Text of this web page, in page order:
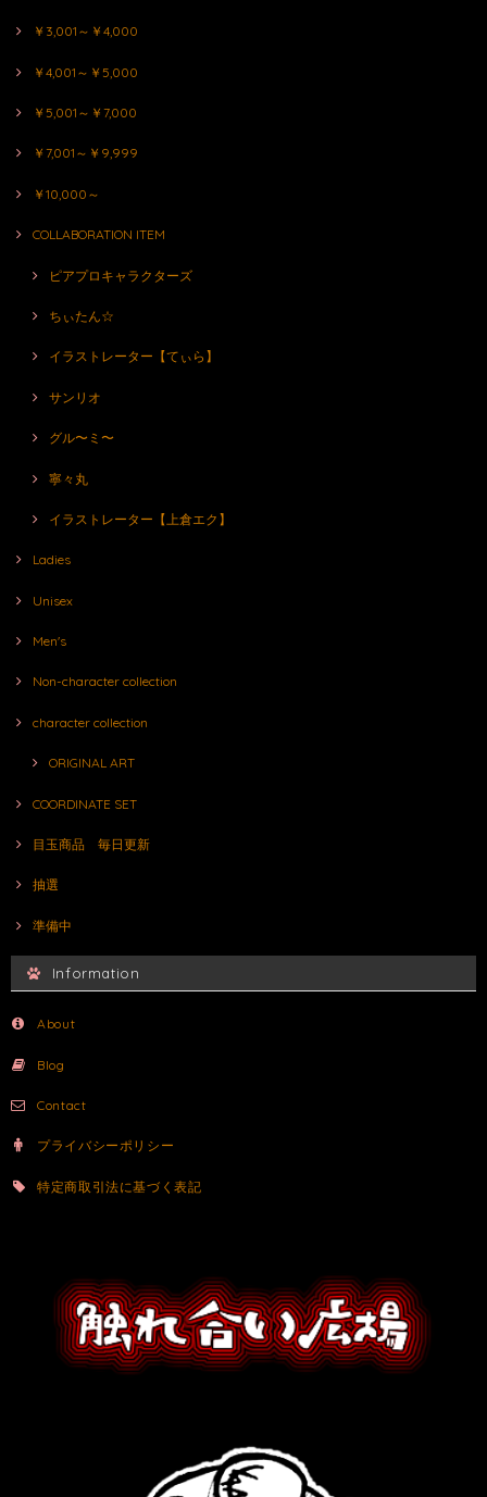
￥3,001～￥4,000
￥4,001～￥5,000
￥5,001～￥7,000
￥7,001～￥9,999
￥10,000～
COLLABORATION ITEM
ピアプロキャラクターズ
ちぃたん☆
イラストレーター【てぃら】
サンリオ
グル〜ミ〜
寧々丸
イラストレーター【上倉エク】
Ladies
Unisex
Men's
Non-character collection
character collection
ORIGINAL ART
COORDINATE SET
目玉商品 毎日更新
抽選
準備中
Information
About
Blog
Contact
プライバシーポリシー
特定商取引法に基づく表記